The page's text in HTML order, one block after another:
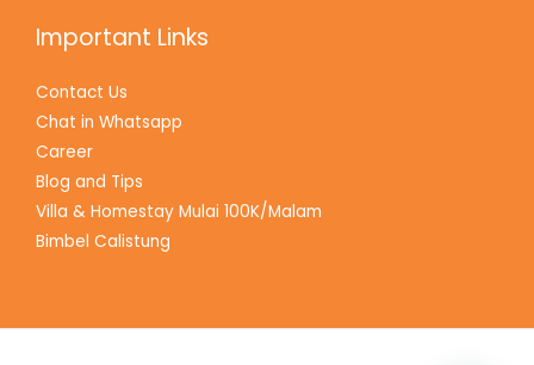
Important Links
Contact Us
Chat in Whatsapp
Career
Blog and Tips
Villa & Homestay Mulai 100K/Malam
Bimbel Calistung